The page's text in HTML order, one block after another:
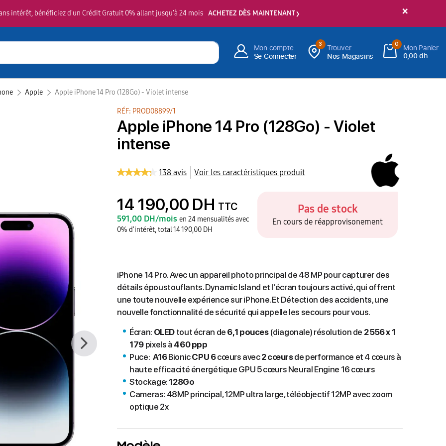
×
intérêt, bénéficiez d'un Crédit Gratuit 0% allant jusqu'à 24 mois ACHETEZ DÈS MAINTENANT
Mon compte
Se Connecter
3
Trouver
Nos Magasins
0
Mon Panier
0,00 dh
Apple‎ Apple iPhone 14 Pro (128Go) - Violet intense
RÉF: PROD08899/1
Apple iPhone 14 Pro (128Go) - Violet
intense
138 avis Voir les caractéristiques produit
14 190,00 DH TTC
591,00 DH/moisen 24 mensualités avec
0% d'intérêt, total 14 190,00 DH
Pas de stock
En cours de réapprovisonement
iPhone 14 Pro. Avec un appareil photo principal de 48 MP pour capturer des
détails époustouflants. Dynamic Island et l'écran toujours activé, qui offrent
une toute nouvelle expérience sur iPhone. Et Détection des accidents, une
nouvelle fonctionnalité de sécurité qui appelle les secours pour vous.
Écran: OLED tout écran de 6,1 pouces(diagonale) résolution de 2 556 x 1
179 pixels à 460 ppp
Puce: A16BionicCPU 6cœurs avec2 cœursde performance et 4 cœurs à
haute efficacité énergétique GPU 5 cœurs Neural Engine 16 cœurs
Stockage: 128Go
Cameras: 48MP principal, 12MP ultra large, téléobjectif 12MP avec zoom
optique 2x